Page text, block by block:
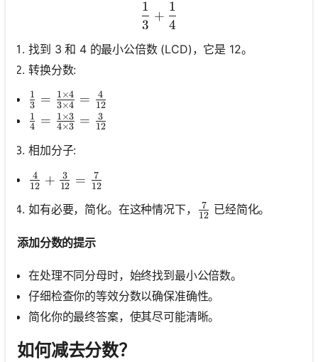
\frac{1}{3}+\frac{1}{4}
3
1
+
4
1
找到 3 和 4 的最小公倍数 (LCD)，它是 12。
转换分数:
\frac{1}{3}=\frac{1 \times 4}{3 \times
3
1 = 3×4
1×4 = 12
4
\frac{1}{4}=\frac{1 \times 3}{4 \times
4
1 = 4×3
1×3 = 12
3
相加分子:
\frac{4}{12}+\frac{3}{12}=\frac{7}{12}
12
4 + 12
3 = 12
7
如有必要，简化。在这种情况下， \frac{7}{12}
12
7 已经简化。
添加分数的提示
在处理不同分母时，始终找到最小公倍数。
仔细检查你的等效分数以确保准确性。
简化你的最终答案，使其尽可能清晰。
如何减去分数？